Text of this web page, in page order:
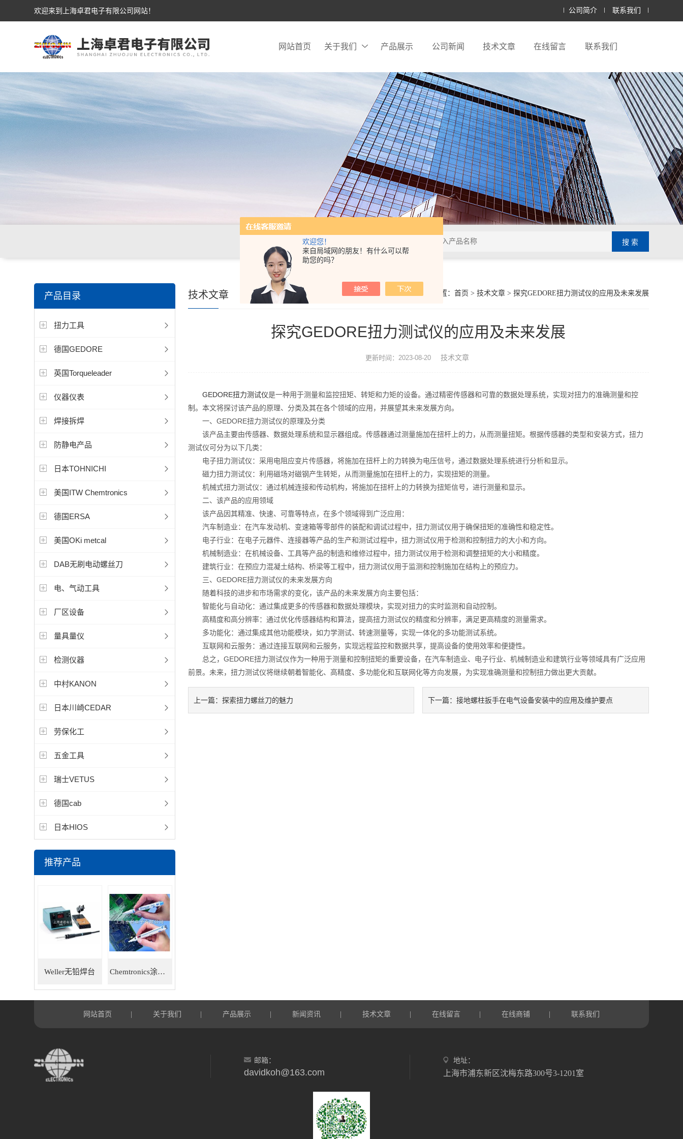
欢迎您！
来自局域网的朋友！有什么可以帮
助您的吗？
欢迎来到上海卓君电子有限公司网站！ 公司简介 联系我们
网站首页 关于我们 产品展示 公司新闻 技术文章 在线留言 联系我们
产品目录
扭力工具
德国GEDORE
英国Torqueleader
仪器仪表
焊接拆焊
防静电产品
日本TOHNICHI
美国ITW Chemtronics
德国ERSA
美国OKi metcal
DAB无刷电动螺丝刀
电、气动工具
厂区设备
量具量仪
检测仪器
中村KANON
日本川崎CEDAR
劳保化工
五金工具
瑞士VETUS
德国cab
日本HIOS
推荐产品
Weller无铅焊台 Chemtronics涂层笔
你的位置： 首页 > 技术文章> 探究GEDORE扭力测试仪的应用及未来发展
技术文章
探究GEDORE扭力测试仪的应用及未来发展
更新时间：2023-08-20 技术文章
GEDORE扭力测试仪是一种用于测量和监控扭矩、转矩和力矩的设备。通过精密传感器和可靠的数据处理系统，实现对扭力的准确测量和控
制。本文将探讨该产品的原理、分类及其在各个领域的应用，并展望其未来发展方向。
一、GEDORE扭力测试仪的原理及分类
该产品主要由传感器、数据处理系统和显示器组成。传感器通过测量施加在扭杆上的力，从而测量扭矩。根据传感器的类型和安装方式，扭力
测试仪可分为以下几类：
电子扭力测试仪：采用电阻应变片传感器，将施加在扭杆上的力转换为电压信号，通过数据处理系统进行分析和显示。
磁力扭力测试仪：利用磁场对磁钢产生转矩，从而测量施加在扭杆上的力，实现扭矩的测量。
机械式扭力测试仪：通过机械连接和传动机构，将施加在扭杆上的力转换为扭矩信号，进行测量和显示。
二、该产品的应用领域
该产品因其精准、快速、可靠等特点，在多个领域得到广泛应用：
汽车制造业：在汽车发动机、变速箱等零部件的装配和调试过程中，扭力测试仪用于确保扭矩的准确性和稳定性。
电子行业：在电子元器件、连接器等产品的生产和测试过程中，扭力测试仪用于检测和控制扭力的大小和方向。
机械制造业：在机械设备、工具等产品的制造和维修过程中，扭力测试仪用于检测和调整扭矩的大小和精度。
建筑行业：在预应力混凝土结构、桥梁等工程中，扭力测试仪用于监测和控制施加在结构上的预应力。
三、GEDORE扭力测试仪的未来发展方向
随着科技的进步和市场需求的变化，该产品的未来发展方向主要包括：
智能化与自动化：通过集成更多的传感器和数据处理模块，实现对扭力的实时监测和自动控制。
高精度和高分辨率：通过优化传感器结构和算法，提高扭力测试仪的精度和分辨率，满足更高精度的测量需求。
多功能化：通过集成其他功能模块，如力学测试、转速测量等，实现一体化的多功能测试系统。
互联网和云服务：通过连接互联网和云服务，实现远程监控和数据共享，提高设备的使用效率和便捷性。
总之，GEDORE扭力测试仪作为一种用于测量和控制扭矩的重要设备，在汽车制造业、电子行业、机械制造业和建筑行业等领域具有广泛应用
前景。未来，扭力测试仪将继续朝着智能化、高精度、多功能化和互联网化等方向发展，为实现准确测量和控制扭力做出更大贡献。
上一篇： 探索扭力螺丝刀的魅力 下一篇：接地螺柱扳手在电气设备安装中的应用及维护要点
网站首页 关于我们 产品展示 新闻资讯 技术文章 在线留言 在线商铺 联系我们
邮箱：
davidkoh@163.com
地址：
上海市浦东新区沈梅东路300号3-1201室